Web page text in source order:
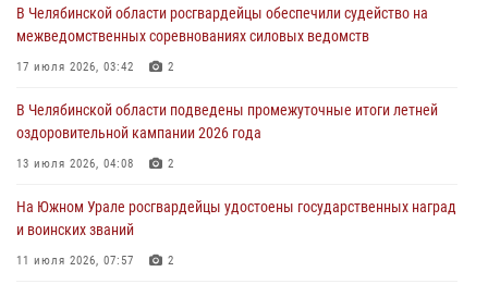
Росгвардейцы задержали трёх магазинных воров в Челябинске
На Южном Урале сотрудники Росгвардии задержали
подозреваемого в совершении убийства
В Челябинской области росгвардейцами по горячим следам
задержан подозреваемый в грабеже
В Челябинской области росгвардейцы обеспечили судейство на
межведомственных соревнованиях силовых ведомств
17 июля 2026, 03:42 2
В Челябинской области подведены промежуточные итоги летней
оздоровительной кампании 2026 года
13 июля 2026, 04:08 2
На Южном Урале росгвардейцы удостоены государственных наград
и воинских званий
11 июля 2026, 07:57 2